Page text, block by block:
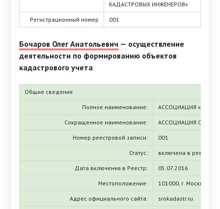
КАДАСТРОВЫХ ИНЖЕНЕРОВ»
Регистрационный номер 001
Бочаров Олег Анатольевич — осуществление
деятельности по формированию объектов
кадастрового учета
Общие сведения
Полное наименование: АССОЦИАЦИЯ «СОЮЗ
Сокращенное наименование: АССОЦИАЦИЯ СКИ
Номер реестровой записи: 001
Статус: включена в реестр
Дата включения в Реестр: 05.07.2016
Местоположение: 101000, г. Москва,
Адрес официального сайта: srokadastr.ru